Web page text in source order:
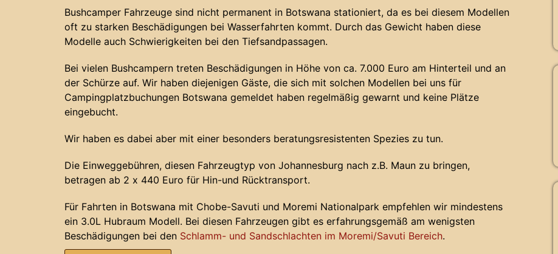
Bushcamper Fahrzeuge sind nicht permanent in Botswana stationiert, da es bei diesem Modellen
oft zu starken Beschädigungen bei Wasserfahrten kommt. Durch das Gewicht haben diese
Modelle auch Schwierigkeiten bei den Tiefsandpassagen.
Bei vielen Bushcampern treten Beschädigungen in Höhe von ca. 7.000 Euro am Hinterteil und an
der Schürze auf. Wir haben diejenigen Gäste, die sich mit solchen Modellen bei uns für
Campingplatzbuchungen Botswana gemeldet haben regelmäßig gewarnt und keine Plätze
eingebucht.
Wir haben es dabei aber mit einer besonders beratungsresistenten Spezies zu tun.
Die Einweggebühren, diesen Fahrzeugtyp von Johannesburg nach z.B. Maun zu bringen,
betragen ab 2 x 440 Euro für Hin-und Rücktransport.
Für Fahrten in Botswana mit Chobe-Savuti und Moremi Nationalpark empfehlen wir mindestens
ein 3.0L Hubraum Modell. Bei diesen Fahrzeugen gibt es erfahrungsgemäß am wenigsten
Beschädigungen bei den Schlamm- und Sandschlachten im Moremi/Savuti Bereich.